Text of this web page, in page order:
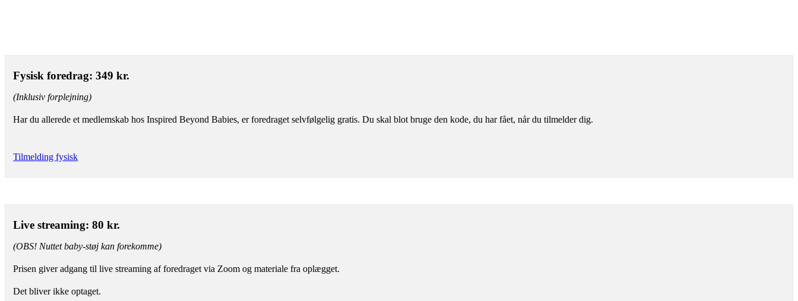
Fysisk foredrag: 349 kr.
(Inklusiv forplejning)
Har du allerede et medlemskab hos Inspired Beyond Babies, er foredraget selvfølgelig gratis. Du skal blot bruge den kode, du har fået, når du tilmelder dig.
Tilmelding fysisk
Live streaming: 80 kr.
(OBS! Nuttet baby-støj kan forekomme)
Prisen giver adgang til live streaming af foredraget via Zoom og materiale fra oplægget.
Det bliver ikke optaget.